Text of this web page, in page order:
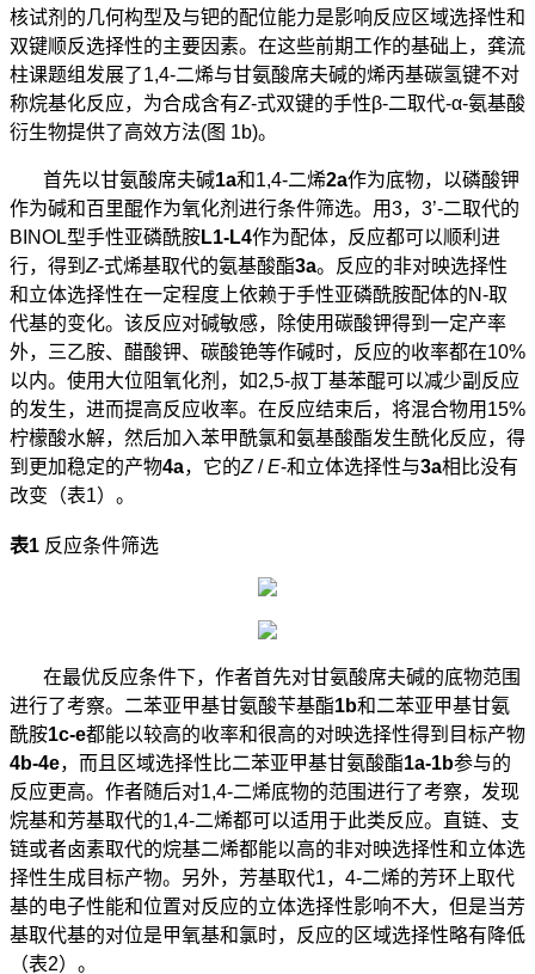
核试剂的几何构型及与钯的配位能力是影响反应区域选择性和
双键顺反选择性的主要因素。在这些前期工作的基础上，龚流
柱课题组发展了1,4-二烯与甘氨酸席夫碱的烯丙基碳氢键不对
称烷基化反应，为合成含有Z-式双键的手性β-二取代-α-氨基酸
衍生物提供了高效方法(图 1b)。
首先以甘氨酸席夫碱1a和1,4-二烯2a作为底物，以磷酸钾
作为碱和百里醌作为氧化剂进行条件筛选。用3， 3’-二取代的
BINOL型手性亚磷酰胺L1-L4作为配体，反应都可以顺利进
行，得到 Z-式烯基取代的氨基酸酯3a。反应的非对映选择性
和立体选择性在一定程度上依赖于手性亚磷酰胺配体的N-取
代基的变化。该反应对碱敏感，除使用碳酸钾得到一定产率
外，三乙胺、醋酸钾、碳酸铯等作碱时，反应的收率都在10%
以内。使用大位阻氧化剂，如2,5-叔丁基苯醌可以减少副反应
的发生，进而提高反应收率。在反应结束后，将混合物用 15%
柠檬酸水解，然后加入苯甲酰氯和氨基酸酯发生酰化反应，得
到更加稳定的产物4a，它的Z/E-和立体选择性与3a相比没有
改变（表1）。
表1 反应条件筛选
在最优反应条件下，作者首先对甘氨酸席夫碱的底物范围
进行了考察。二苯亚甲基甘氨酸苄基酯1b和二苯亚甲基甘氨
酰胺1c-e都能以较高的收率和很高的对映选择性得到目标产物
4b-4e，而且区域选择性比二苯亚甲基甘氨酸酯1a-1b参与的
反应更高。作者随后对1,4-二烯底物的范围进行了考察，发现
烷基和芳基取代的1,4-二烯都可以适用于此类反应。直链、支
链或者卤素取代的烷基二烯都能以高的非对映选择性和立体选
择性生成目标产物。另外，芳基取代1， 4-二烯的芳环上取代
基的电子性能和位置对反应的立体选择性影响不大，但是当芳
基取代基的对位是甲氧基和氯时，反应的区域选择性略有降低
（表2）。